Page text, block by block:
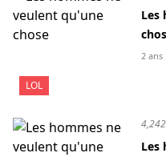
LOL
Les
2 ans
Les